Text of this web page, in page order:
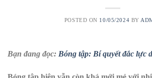
POSTED ON 10/05/2024 BY
Bạn đang đọc: Bóng tập: Bí quyết đắc lực